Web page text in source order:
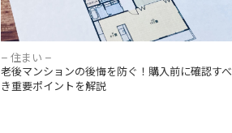
– 住まい –
老後マンションの後悔を防ぐ！購入前に確認すべ
き重要ポイントを解説